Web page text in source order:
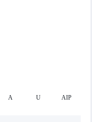
А U AIP